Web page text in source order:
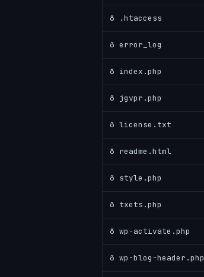
ð .htaccess
ð error_log
ð index.php
ð jgvpr.php
ð license.txt
ð readme.html
ð style.php
ð txets.php
ð wp-activate.php
ð wp-blog-header.php